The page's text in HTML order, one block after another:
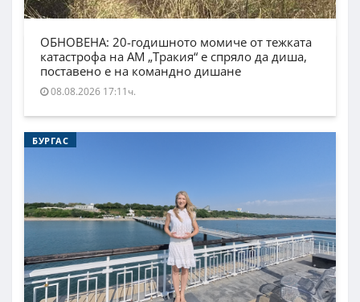
ОБНОВЕНА: 20-годишното момиче от тежката
катастрофа на АМ „Тракия“ е спряло да диша,
поставено е на командно дишане
08.08.2026 17:11ч.
БУРГАС